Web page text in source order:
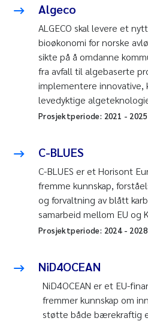
Algeco
ALGECO skal levere et
bioøkonomi for norske
sikte på å omdanne
fra avfall til algebaserte
implementere innovative,
levedyktige
Prosjektperiode: 2021 - 2025
C-BLUES
C-BLUES er et Horisont
fremme kunnskap,
og forvaltning av blått
samarbeid mellom EU og
Prosjektperiode: 2024- 2028
NiD4OCEAN
NiD4OCEAN er et EU-
fremmer kunnskap om
støtte både bærekraftig